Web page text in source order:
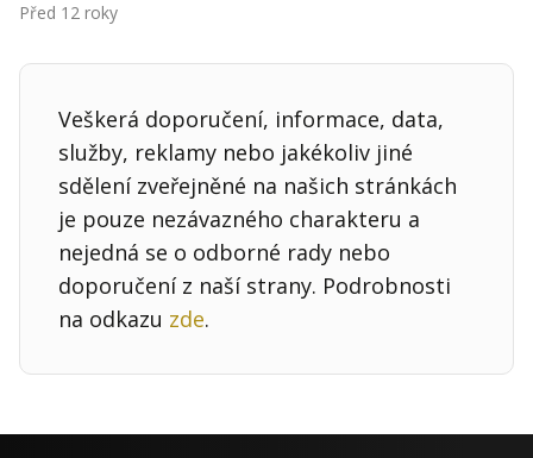
Obchodní podmínky
Před 12 roky
Veškerá doporučení, informace, data,
služby, reklamy nebo jakékoliv jiné
sdělení zveřejněné na našich stránkách
je pouze nezávazného charakteru a
nejedná se o odborné rady nebo
doporučení z naší strany. Podrobnosti
na odkazu zde.